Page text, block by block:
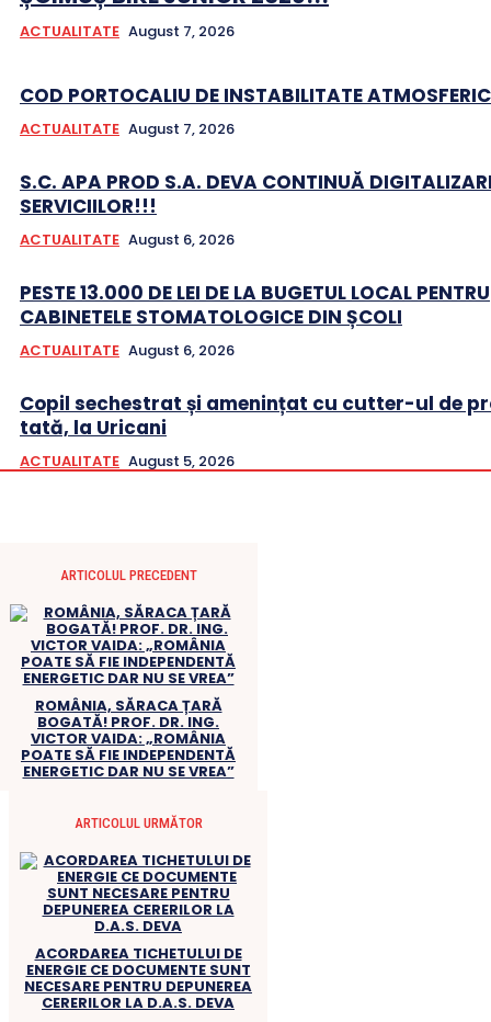
ACTUALITATE August 7, 2026
COD PORTOCALIU DE INSTABILITATE
ACTUALITATE August 7, 2026
S.C. APA PROD S.A. DEVA CONTINUĂ
SERVICIILOR!!!
ACTUALITATE August 6, 2026
PESTE 13.000 DE LEI DE LA BUGETUL LOCAL PENTRU
CABINETELE STOMATOLOGICE DIN ȘCOLI
ACTUALITATE August 6, 2026
Copil sechestrat și amenințat cu cutter-ul de
tată, la Uricani
ACTUALITATE August 5, 2026
ARTICOLUL PRECEDENT
ROMÂNIA, SĂRACA ȚARĂ
BOGATĂ! PROF. DR. ING.
VICTOR VAIDA: „ROMÂNIA
POATE SĂ FIE INDEPENDENTĂ
ENERGETIC DAR NU SE VREA”
ARTICOLUL URMĂTOR
ACORDAREA TICHETULUI DE
ENERGIE CE DOCUMENTE SUNT
NECESARE PENTRU DEPUNEREA
CERERILOR LA D.A.S. DEVA